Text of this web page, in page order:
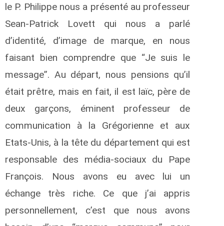
le P. Philippe nous a présenté au professeur
Sean-Patrick Lovett qui nous a parlé
d’identité, d’image de marque, en nous
faisant bien comprendre que “Je suis le
message”. Au départ, nous pensions qu’il
était prêtre, mais en fait, il est laïc, père de
deux garçons, éminent professeur de
communication à la Grégorienne et aux
Etats-Unis, à la tête du département qui est
responsable des média-sociaux du Pape
François. Nous avons eu avec lui un
échange très riche. Ce que j’ai appris
personnellement, c’est que nous avons